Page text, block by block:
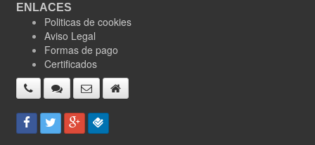
ENLACES
Politicas de cookies
Aviso Legal
Formas de pago
Certificados